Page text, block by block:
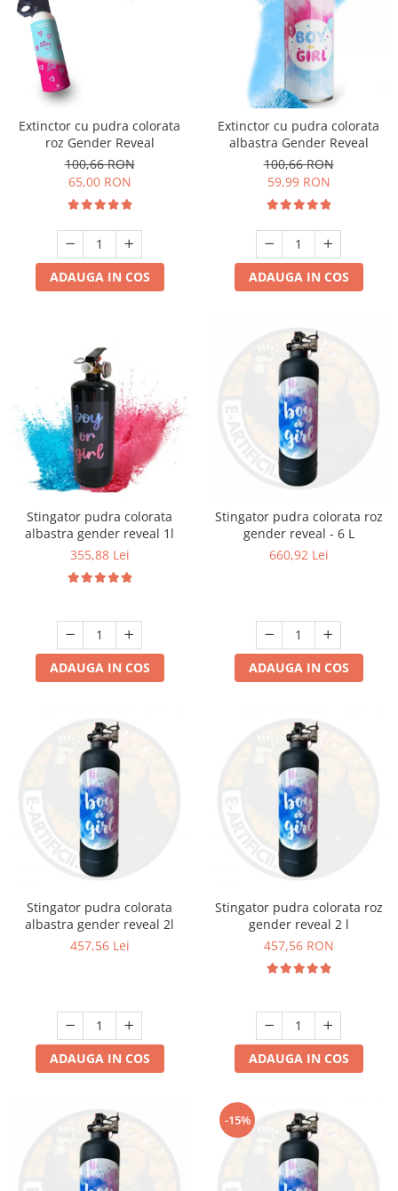
Extinctor cu pudra colorata
roz Gender Reveal
100,66 RON
65,00 RON
ADAUGA IN COS
Extinctor cu pudra colorata
albastra Gender Reveal
100,66 RON
59,99 RON
ADAUGA IN COS
Stingator pudra colorata
albastra gender reveal 1l
355,88 Lei
ADAUGA IN COS
Stingator pudra colorata roz
gender reveal - 6 L
660,92 Lei
ADAUGA IN COS
Stingator pudra colorata
albastra gender reveal 2l
457,56 Lei
ADAUGA IN COS
Stingator pudra colorata roz
gender reveal 2 l
457,56 RON
ADAUGA IN COS
-15%